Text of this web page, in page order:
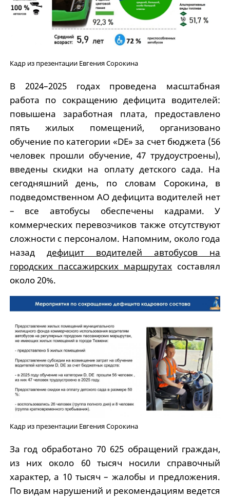
Кадр из презентации Евгения Сорокина
В 2024–2025 годах проведена масштабная
работа по сокращению дефицита водителей:
повышена заработная плата, предоставлено
пять жилых помещений, организовано
обучение по категории «DE» за счет бюджета (56
человек прошли обучение, 47 трудоустроены),
введены скидки на оплату детского сада. На
сегодняшний день, по словам Сорокина, в
подведомственном АО дефицита водителей нет
– все автобусы обеспечены кадрами. У
коммерческих перевозчиков также отсутствуют
сложности с персоналом. Напомним, около года
назад дефицит водителей автобусов на
городских пассажирских маршрутах составлял
около 20%.
Кадр из презентации Евгения Сорокина
За год обработано 70 625 обращений граждан,
из них около 60 тысяч носили справочный
характер, а 10 тысяч – жалобы и предложения.
По видам нарушений и рекомендациям ведется